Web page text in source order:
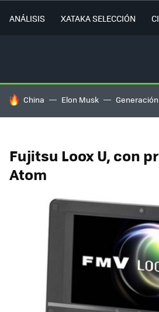
ANÁLISIS XATAKA SELECCIÓN
HOY SE HABLA DE
China Elon Musk Generación
Fujitsu Loox U, con
Atom